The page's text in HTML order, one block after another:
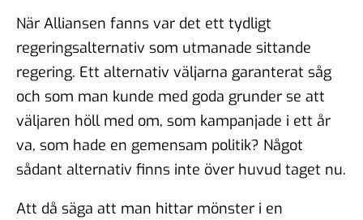
När Alliansen fanns var det ett tydligt
regeringsalternativ som utmanade sittande
regering. Ett alternativ väljarna garanterat såg
och som man kunde med goda grunder se att
väljaren höll med om, som kampanjade i ett år
va, som hade en gemensam politik? Något
sådant alternativ finns inte över huvud taget nu.
Att då säga att man hittar mönster i en